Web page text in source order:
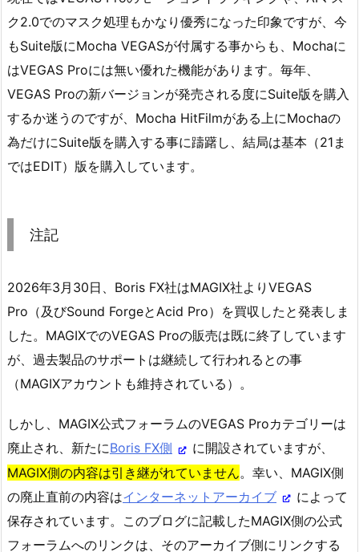
ク2.0でのマスク処理もかなり優秀になった印象ですが、今
もSuite版にMocha VEGASが付属する事からも、Mochaに
はVEGAS Proには無い優れた機能があります。毎年、
VEGAS Proの新バージョンが発売される度にSuite版を購入
するか迷うのですが、Mocha HitFilmがある上にMochaの
為だけにSuite版を購入する事に躊躇し、結局は基本（21ま
ではEDIT）版を購入しています。
注記
2026年3月30日、Boris FX社はMAGIX社よりVEGAS
Pro（及びSound ForgeとAcid Pro）を買収したと発表しま
した。MAGIXでのVEGAS Proの販売は既に終了しています
が、過去製品のサポートは継続して行われるとの事
（MAGIXアカウントも維持されている）。
しかし、MAGIX公式フォーラムのVEGAS Proカテゴリーは
廃止され、新たにBoris FX側
に開設されていますが、
MAGIX側の内容は引き継がれていません。幸い、MAGIX側
の廃止直前の内容はインターネットアーカイブ
によって
保存されています。このブログに記載したMAGIX側の公式
フォーラムへのリンクは、そのアーカイブ側にリンクする